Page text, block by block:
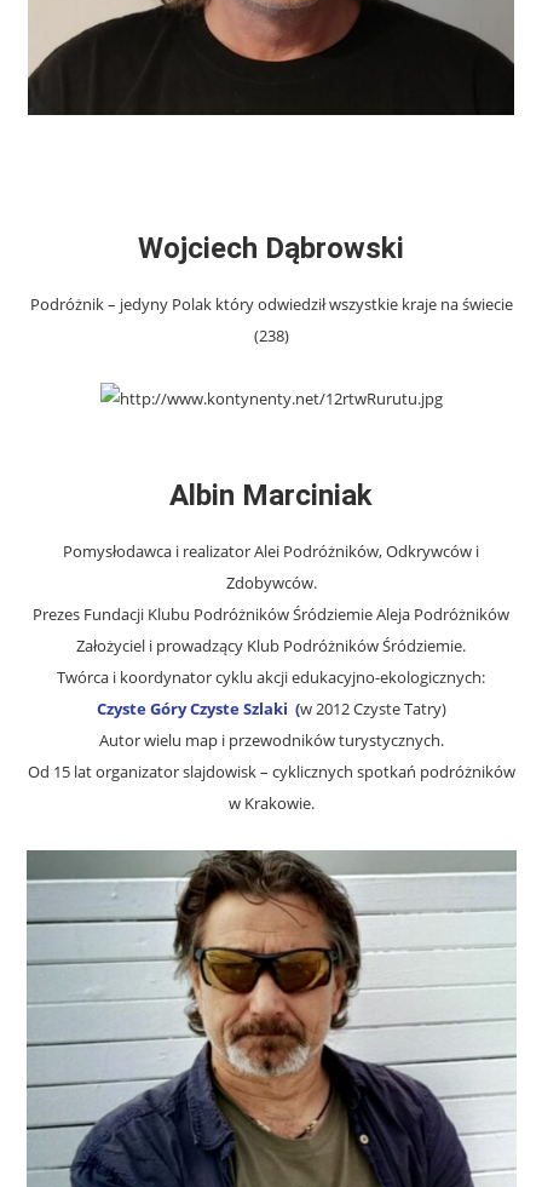
Wojciech Dąbrowski
Podróżnik – jedyny Polak który odwiedził wszystkie kraje na świecie
(238)
Albin Marciniak
Pomysłodawca i realizator Alei Podróżników, Odkrywców i
Zdobywców.
Prezes Fundacji Klubu Podróżników Śródziemie Aleja Podróżników
Założyciel i prowadzący Klub Podróżników Śródziemie.
Twórca i koordynator cyklu akcji edukacyjno-ekologicznych:
Czyste Góry Czyste Szlaki (w 2012 Czyste Tatry)
Autor wielu map i przewodników turystycznych.
Od 15 lat organizator slajdowisk – cyklicznych spotkań podróżników
w Krakowie.